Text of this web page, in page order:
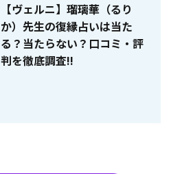
【ヴェルニ】瑠璃華（るり
か）先生の復縁占いは当た
る？当たらない？口コミ・評
判を徹底調査!!